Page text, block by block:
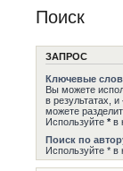
Поиск
ЗАПРОС
Ключевые
Вы можете
в результатах, и
можете
Используйте * в
Поиск по
Используйте * в